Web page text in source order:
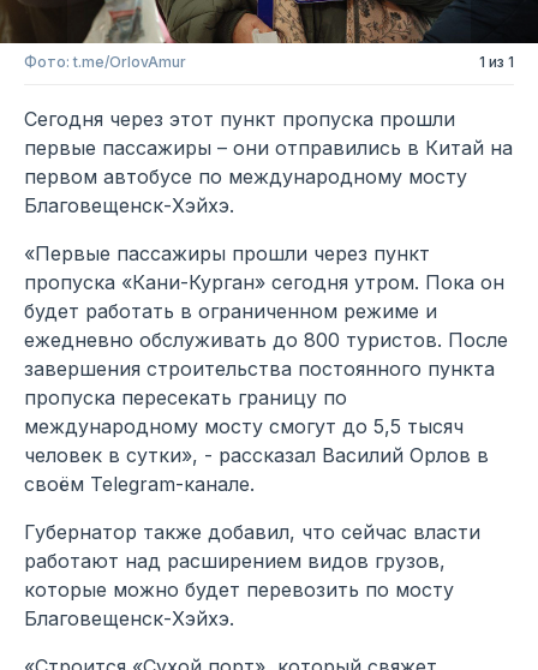
Фото: t.me/OrlovAmur 1 из 1
Сегодня через этот пункт пропуска прошли
первые пассажиры – они отправились в Китай на
первом автобусе по международному мосту
Благовещенск-Хэйхэ.
«Первые пассажиры прошли через пункт
пропуска «Кани-Курган» сегодня утром. Пока он
будет работать в ограниченном режиме и
ежедневно обслуживать до 800 туристов. После
завершения строительства постоянного пункта
пропуска пересекать границу по
международному мосту смогут до 5,5 тысяч
человек в сутки», - рассказал Василий Орлов в
своём Telegram-канале.
Губернатор также добавил, что сейчас власти
работают над расширением видов грузов,
которые можно будет перевозить по мосту
Благовещенск-Хэйхэ.